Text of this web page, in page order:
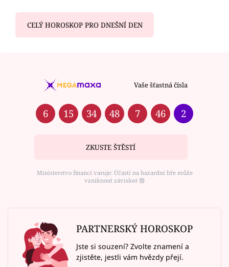
CELÝ HOROSKOP PRO DNEŠNÍ DEN
Vaše šťastná čísla
6 15 34 48 7 46 2
ZKUSTE ŠTĚSTÍ
Ministerstvo financí varuje: Účastí na hazardní hře může
vzniknout závislost ⑱
PARTNERSKÝ HOROSKOP
Jste si souzení? Zvolte znamení a
zjistěte, jestli vám hvězdy přejí.